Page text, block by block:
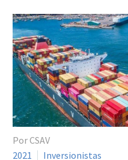
Por CSAV
2021
Inversionistas